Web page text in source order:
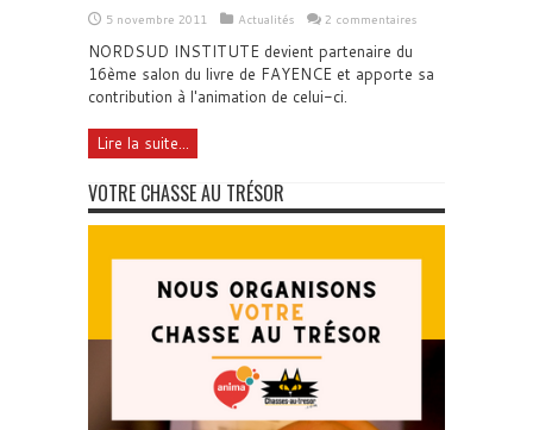
5 novembre 2011 Actualités 2 commentaires
NORDSUD INSTITUTE devient partenaire du
16ème salon du livre de FAYENCE et apporte sa
contribution à l'animation de celui-ci.
Lire la suite...
VOTRE CHASSE AU TRÉSOR